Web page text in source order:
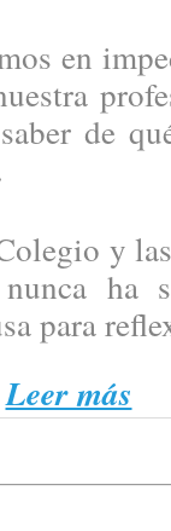
en
de
y
ha
para
Leer más